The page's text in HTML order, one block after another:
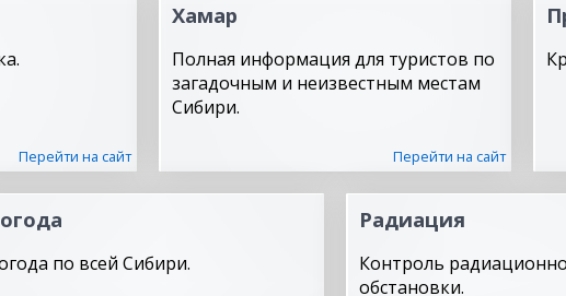
Перейти на сайт
Хамар
Полная информация для туристов по
загадочным и неизвестным местам
Сибири.
Перейти на сайт
по всей Сибири.
Радиация
Контроль
обстановки.